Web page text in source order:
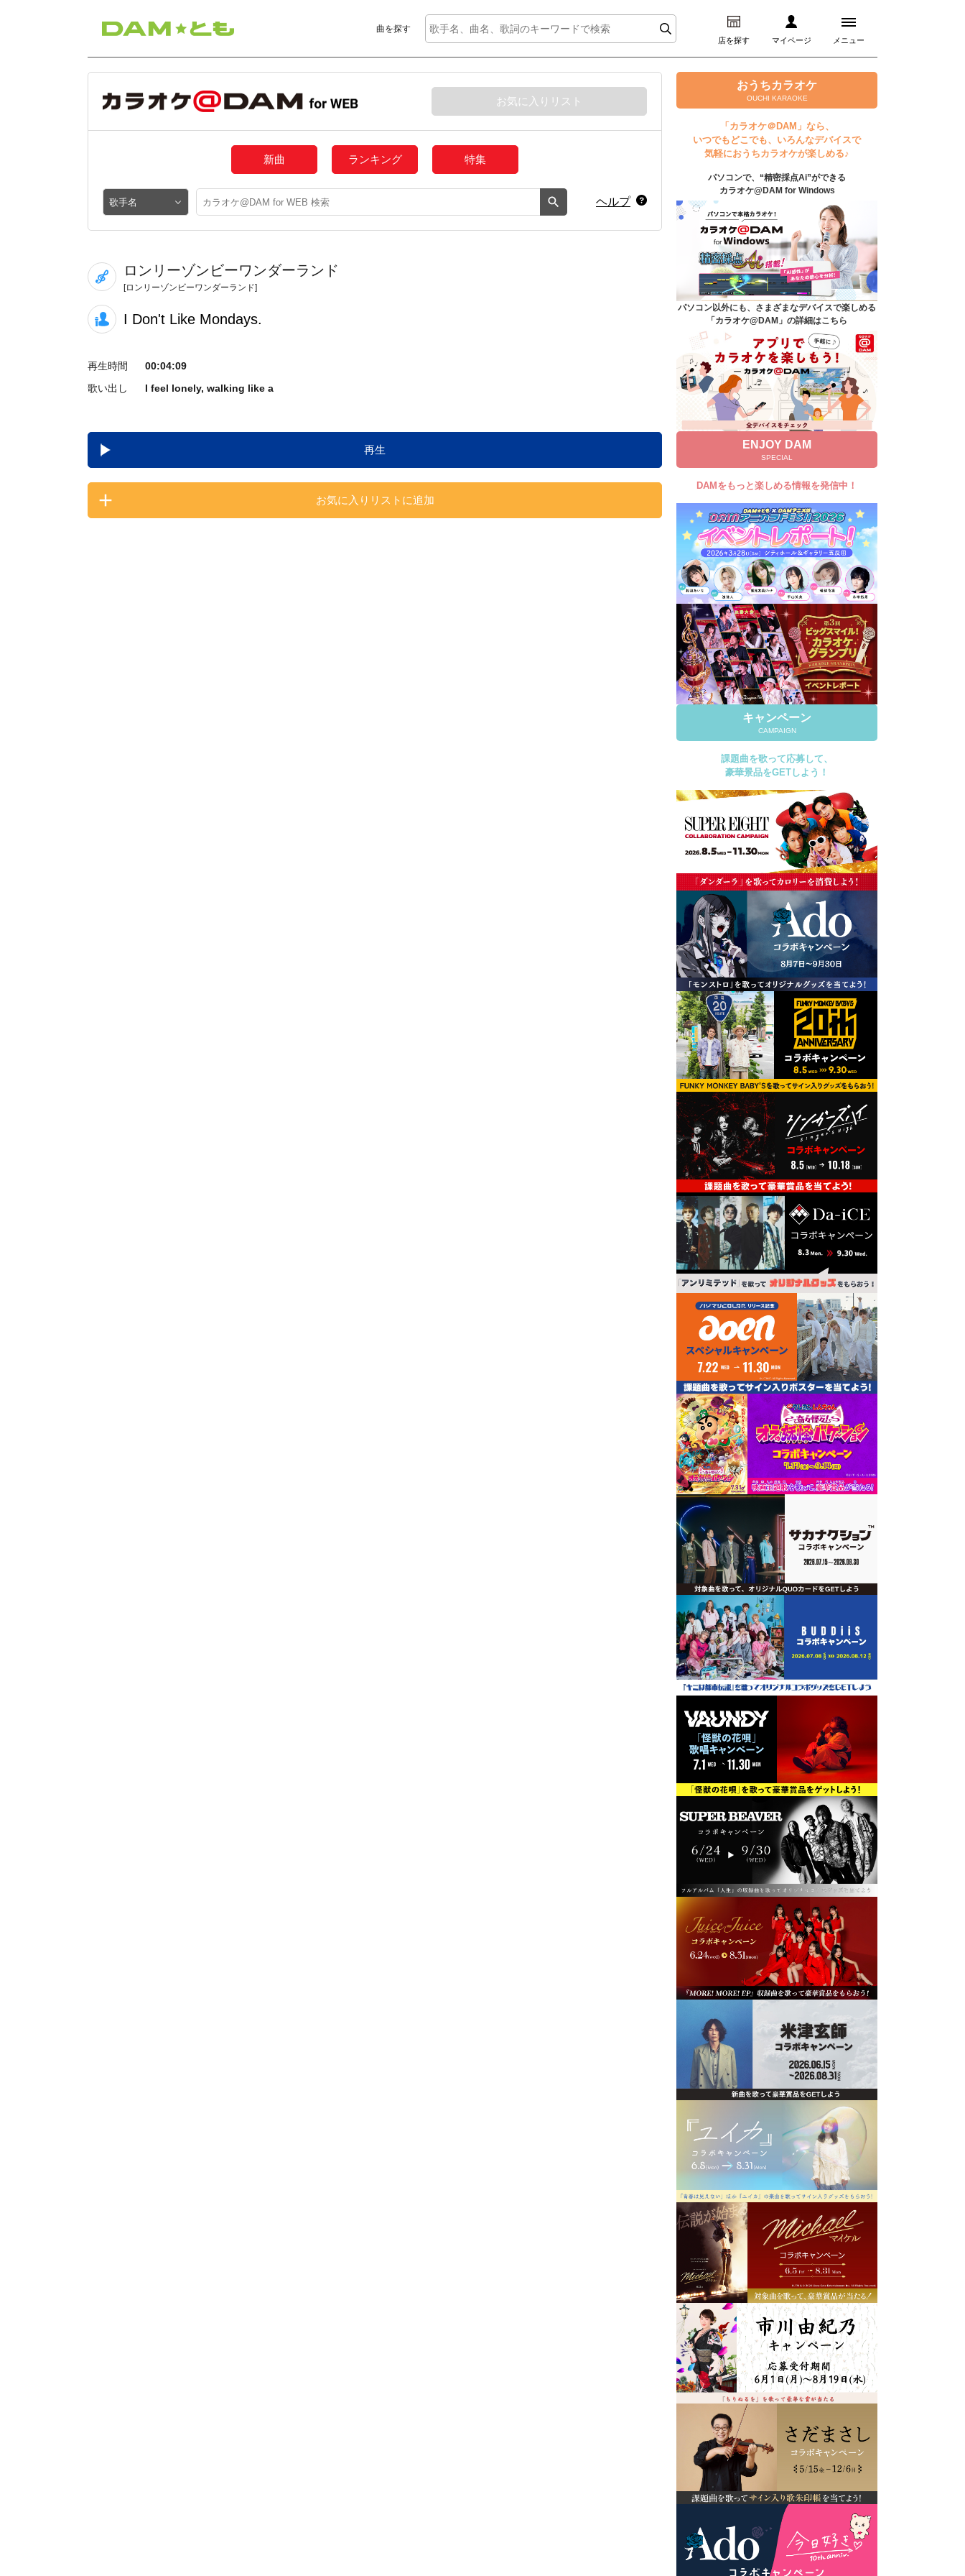
曲を探す
店を探す マイページ メニュー
ログイン
マイページ
プレミアムサービス
DAM★とも動画
DAM★とも録音
カラオケ＠DAM
ユーザー検索
キャンペーン
よくあるご質問
DAMの新曲・ランキングなど
カラオケ最新情報をチェック！
自宅でカラオケ歌い放題！
家族や友達と一緒に！練習にも！
お気に入りリスト
新曲 ランキング 特集
ヘルプ
ロンリーゾンビーワンダーランド
[ロンリーゾンビーワンダーランド]
I Don't Like Mondays.
再生時間
00:04:09
歌い出し
I feel lonely, walking like a
再生
お気に入りリストに追加
おうちカラオケ
OUCHI KARAOKE
「カラオケ＠DAM」なら、
いつでもどこでも、いろんなデバイスで
気軽におうちカラオケが楽しめる♪
パソコンで、“精密採点Ai”ができる
カラオケ@DAM for Windows
パソコン以外にも、さまざまなデバイスで楽しめる
「カラオケ@DAM」の詳細はこちら
ENJOY DAM
SPECIAL
DAMをもっと楽しめる情報を発信中！
キャンペーン
CAMPAIGN
課題曲を歌って応募して、
豪華景品をGETしよう！